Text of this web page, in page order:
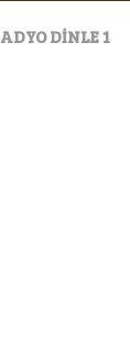
DİNLE 1
EVLAT